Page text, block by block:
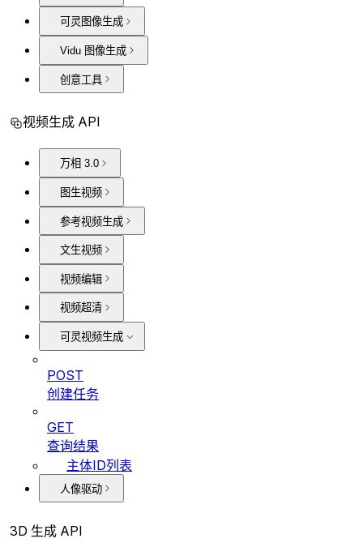
可灵图像生成
Vidu 图像生成
创意工具
视频生成 API
万相 3.0
图生视频
参考视频生成
文生视频
视频编辑
视频超清
可灵视频生成
POST
创建任务
GET
查询结果
主体ID列表
人像驱动
3D 生成 API